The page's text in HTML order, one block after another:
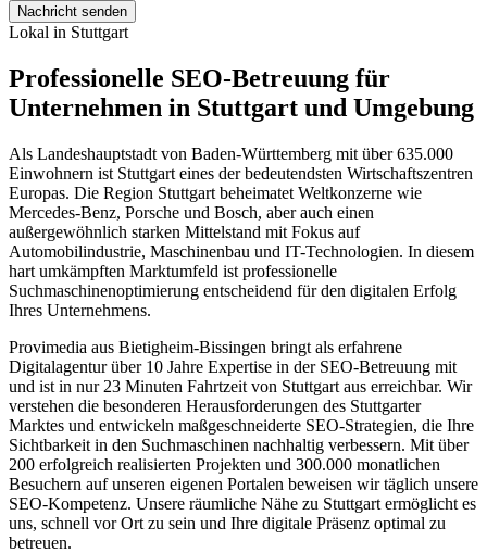
Nachricht senden
Lokal in Stuttgart
Professionelle SEO-Betreuung für
Unternehmen in Stuttgart und Umgebung
Als Landeshauptstadt von Baden-Württemberg mit über 635.000
Einwohnern ist Stuttgart eines der bedeutendsten Wirtschaftszentren
Europas. Die Region Stuttgart beheimatet Weltkonzerne wie
Mercedes-Benz, Porsche und Bosch, aber auch einen
außergewöhnlich starken Mittelstand mit Fokus auf
Automobilindustrie, Maschinenbau und IT-Technologien. In diesem
hart umkämpften Marktumfeld ist professionelle
Suchmaschinenoptimierung entscheidend für den digitalen Erfolg
Ihres Unternehmens.
Provimedia aus Bietigheim-Bissingen bringt als erfahrene
Digitalagentur über 10 Jahre Expertise in der SEO-Betreuung mit
und ist in nur 23 Minuten Fahrtzeit von Stuttgart aus erreichbar. Wir
verstehen die besonderen Herausforderungen des Stuttgarter
Marktes und entwickeln maßgeschneiderte SEO-Strategien, die Ihre
Sichtbarkeit in den Suchmaschinen nachhaltig verbessern. Mit über
200 erfolgreich realisierten Projekten und 300.000 monatlichen
Besuchern auf unseren eigenen Portalen beweisen wir täglich unsere
SEO-Kompetenz. Unsere räumliche Nähe zu Stuttgart ermöglicht es
uns, schnell vor Ort zu sein und Ihre digitale Präsenz optimal zu
betreuen.